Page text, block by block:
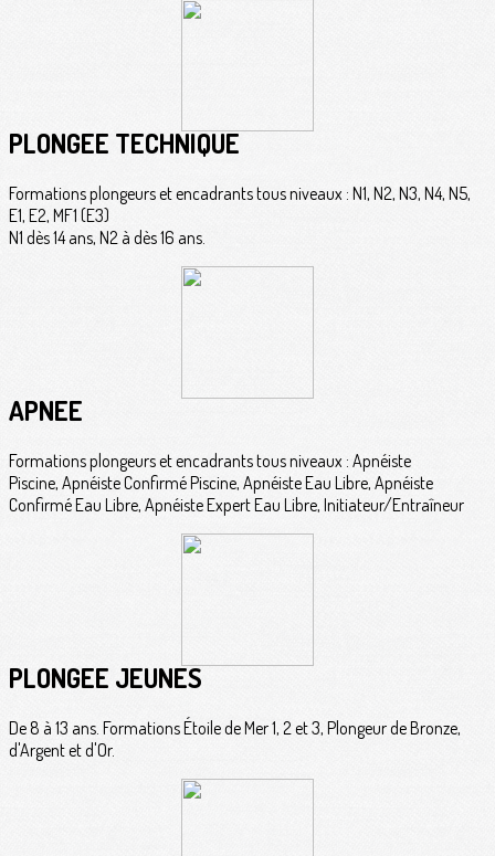
PLONGÉE TECHNIQUE
Formations plongeurs et encadrants tous niveaux : N1, N2, N3, N4, N5,
E1, E2, MF1 (E3)
N1 dès 14 ans, N2 à dès 16 ans.
APNÉE
Formations plongeurs et encadrants tous niveaux : Apnéiste
Piscine, Apnéiste Confirmé Piscine, Apnéiste Eau Libre, Apnéiste
Confirmé Eau Libre, Apnéiste Expert Eau Libre, Initiateur/Entraîneur
PLONGÉE JEUNES
De 8 à 13 ans. Formations Étoile de Mer 1, 2 et 3, Plongeur de Bronze,
d'Argent et d'Or.